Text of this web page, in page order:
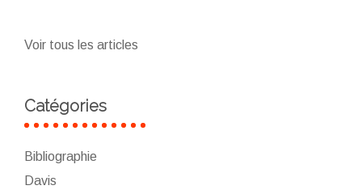
Voir tous les articles
Catégories
Bibliographie
Davis